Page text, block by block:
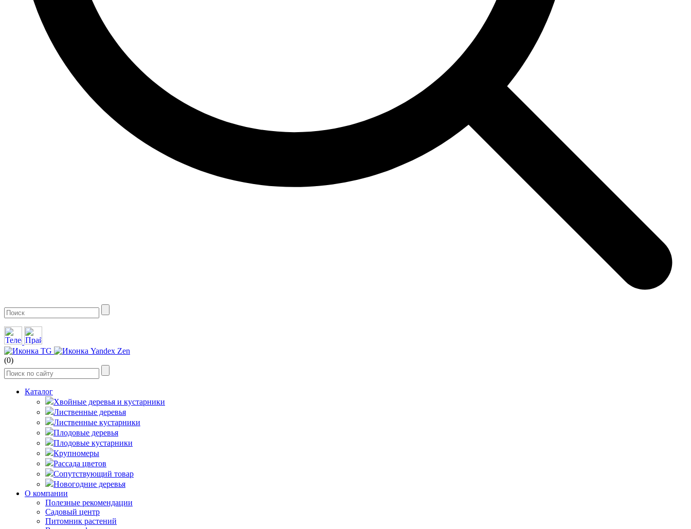
(0)
Каталог
Хвойные деревья и кустарники
Лиственные деревья
Лиственные кустарники
Плодовые деревья
Плодовые кустарники
Крупномеры
Рассада цветов
Сопутствующий товар
Новогодние деревья
О компании
Полезные рекомендации
Садовый центр
Питомник растений